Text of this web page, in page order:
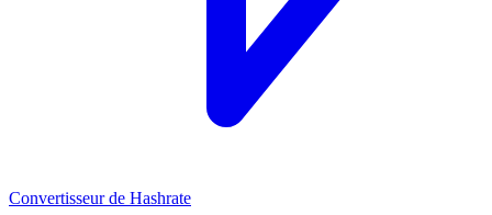
Convertisseur de Hashrate